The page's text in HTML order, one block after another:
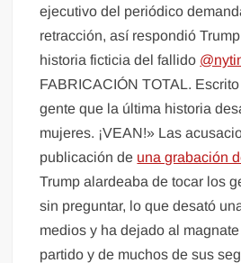
ejecutivo del periódico
retracción, así respondió
historia ficticia del fallido
FABRICACIÓN TOTAL.
gente que la última historia
mujeres. ¡VEAN!» Las
publicación de una grabación
Trump alardeaba de tocar los
sin preguntar, lo que desató
medios y ha dejado al
partido y de muchos de sus